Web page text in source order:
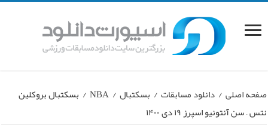
صفحه اصلی / دانلود مسابقات / بسکتبال /
NBA
/ بسکتبال بروکلین
نتس – سن آنتونیو اسپرز ۱۹ دی ۱۴۰۰